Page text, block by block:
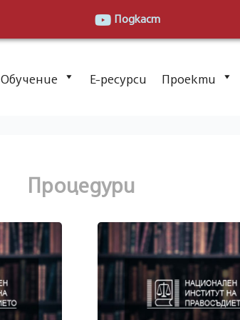
Подкаст
Обучение Е-ресурси Проекти
Процедури